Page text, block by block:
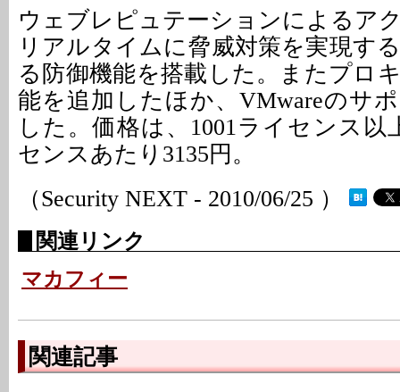
ウェブレピュテーションによるア
リアルタイムに脅威対策を実現す
る防御機能を搭載した。またプロ
能を追加したほか、VMwareのサ
した。価格は、1001ライセンス以
センスあたり3135円。
（Security NEXT - 2010/06/25 ）
関連リンク
マカフィー
関連記事